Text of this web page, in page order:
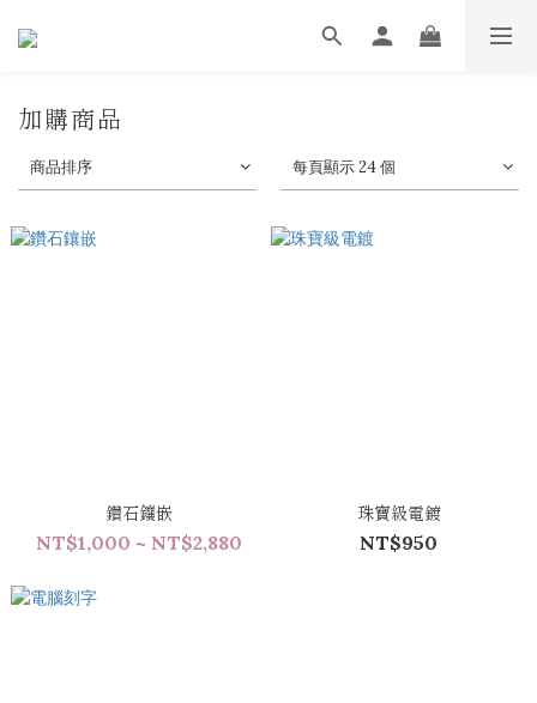
加購商品
商品排序 每頁顯示 24 個
鑽石鑲嵌
NT$1,000 ~ NT$2,880
珠寶級電鍍
NT$950